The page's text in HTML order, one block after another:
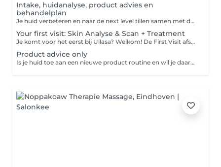
Intake, huidanalyse, product advies en
behandelplan
Je huid verbeteren en naar de next level tillen samen met de experts van Ullasa begint met het juiste huidplan! Tijdens deze eerste ontmoeting bespreken we al je wensen, meten en analyseren wij je huid d.m.v. een fotoscan met de Observ. Op basis van de analyse en jouw wensen maken we een behandelplan op maat. Wil je eerst even kort kennismaken met ons? Kies dan de opties gratis kennismaken.
Your first visit: Skin Analyse & Scan + Treatment
Je komt voor het eerst bij Ullasa? Welkom! De First Visit afspraak is de perfecte start voor een persoonlijk en effectief behandeltraject. Een doordachte aanpak begint immers bij een grondige voorbereiding. Tijdens deze afspraak analyseren we je huid met behulp van de geavanceerde Observ fotoscan (+/- 30 minuten). Op basis van de resultaten ontvang je direct aansluitend een op maat gemaakte behandeling van 25 - 45 of 60 minuten Afhankelijk van de gekozen tijdsduur. Wil je graag meteen een complete behandeling na je intake? Kies dan voor First visit: Scan & Product advice + 60min Facial
Product advice only
Is je huid toe aan een nieuwe product routine en wil je daarbij professioneel advies van onze huidexperts? Reserveer dan kosteloos product advies in onze agenda en wij maken samen met jou een productplan exclusief gebaseerd op de behoefte van jouw huid. Wij zijn exclusief partner van: Biologique Recherche, Skin Ceuticals, Hydropeptide & Cosmedix.